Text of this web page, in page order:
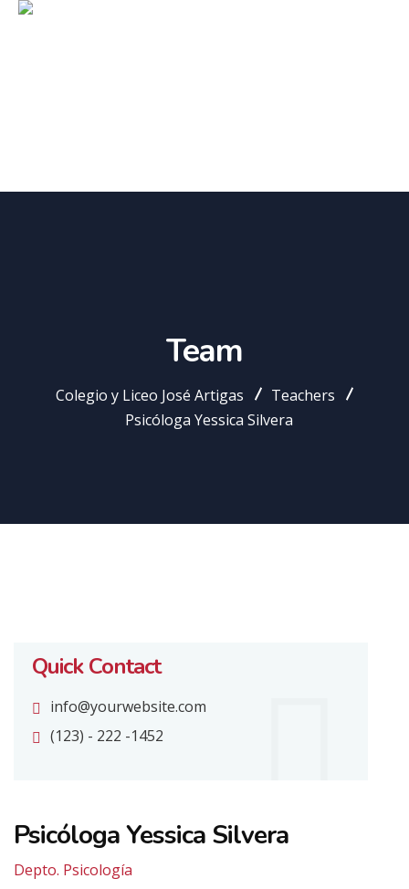
Team
Colegio y Liceo José Artigas
Teachers
Psicóloga Yessica Silvera
Quick Contact
info@yourwebsite.com
(123) - 222 -1452
Psicóloga Yessica Silvera
Depto. Psicología